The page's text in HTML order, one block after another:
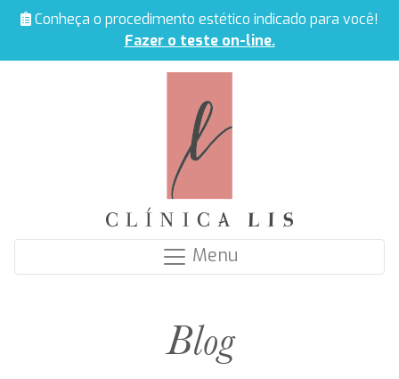
Conheça o procedimento estético indicado para você!
Fazer o teste on-line.
Menu
Blog